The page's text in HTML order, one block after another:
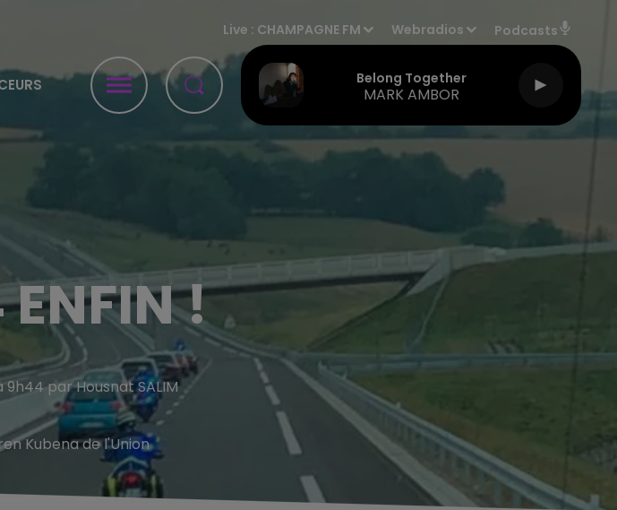
Live : CHAMPAGNE FM Webradios Podcasts
Belong Together
MARK AMBOR
!
9h44 par Housnat SALIM
Kubena de l'Union